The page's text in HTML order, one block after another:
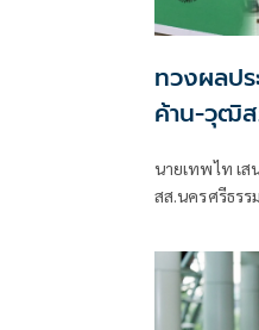
ทวงผลป
ค้าน-วุฒิ
นายเทพไท เส
สส.นครศรีธร
ระบุว่า